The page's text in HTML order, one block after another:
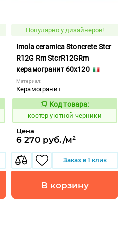
Популярно у дизайнеров!
Imola ceramica Stoncrete Stcr
R12G Rm StcrR12GRm
керамогранит 60x120
Материал:
Керамогранит
810744
Код товара:
костер уютной черники
Цена
6 270 руб./м²
Заказ в 1 клик
В корзину